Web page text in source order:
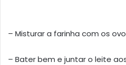
– Misturar a farinha com os
– Bater bem e juntar o leite